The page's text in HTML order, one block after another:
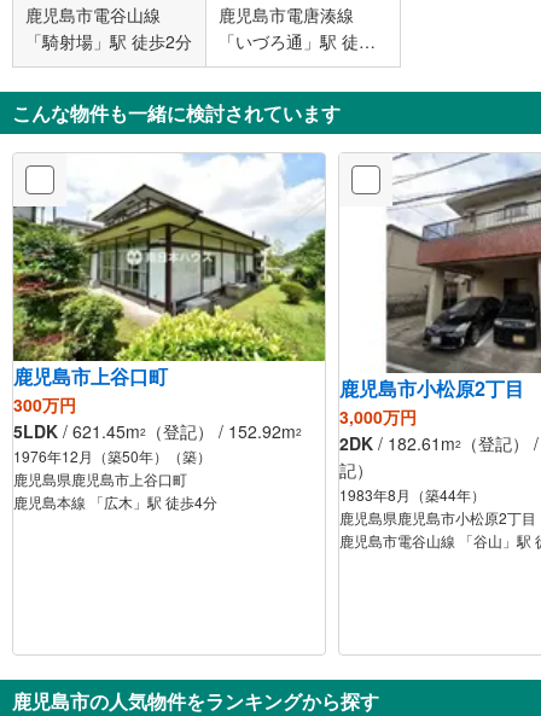
鹿児島市電谷山線
「騎射場」駅 徒歩2分
鹿児島市電唐湊線
「いづろ通」駅 徒歩1
分
こんな物件も一緒に検討されています
鹿児島市上谷口町
300万円
5LDK / 621.45m2 （登記） / 152.92m2
1976年12月（築50年）（築）
鹿児島県鹿児島市上谷口町
鹿児島本線 「広木」駅 徒歩4分
鹿児島市小松原2丁目
3,000万円
2DK / 182.61m2
（登記
記）
1983年8月（築44年）
鹿児島県鹿児島市小松原2丁目
鹿児島市電谷山線 「谷山」駅
鹿児島市の人気物件をランキングから探す